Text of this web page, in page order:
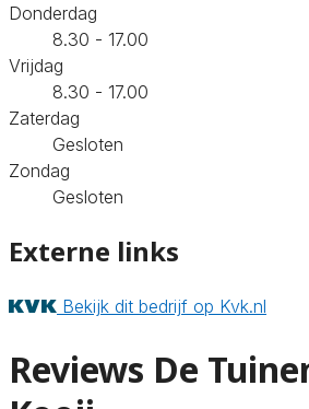
Donderdag
8.30 - 17.00
Vrijdag
8.30 - 17.00
Zaterdag
Gesloten
Zondag
Gesloten
Externe links
Bekijk dit bedrijf op Kvk.nl
Reviews De